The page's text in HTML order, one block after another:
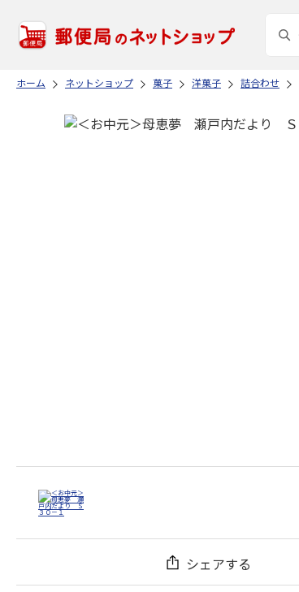
ホーム ネットショップ 菓子 洋菓子 詰合わせ
シェアする